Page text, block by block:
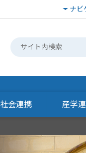
ナビ
社会連携 産学